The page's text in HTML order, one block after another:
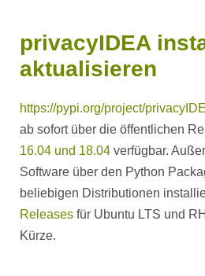
privacyIDEA
aktualisieren
https://pypi.org/project/
ab sofort über die öffentlichen
16.04 und 18.04 verfügbar.
Software über den Python
beliebigen Distributionen
Releases für Ubuntu LTS und
Kürze.